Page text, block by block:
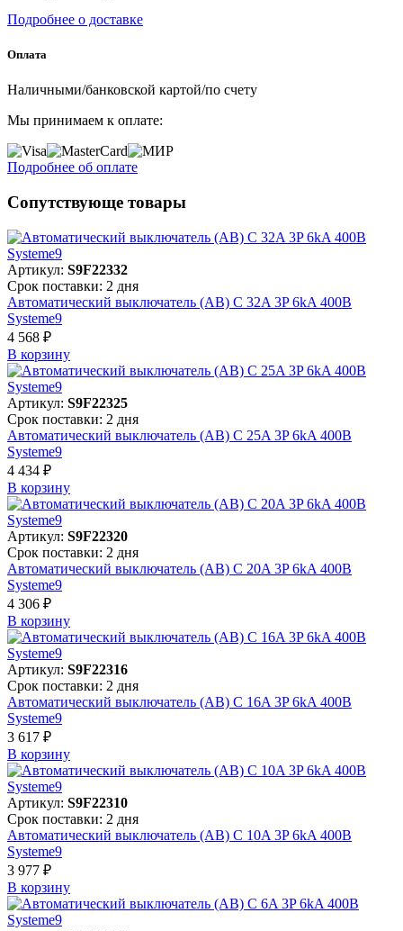
Подробнее о доставке
Оплата
Наличными/банковской картой/по счету
Мы принимаем к оплате:
Подробнее об оплате
Сопутствующе товары
Артикул: S9F22332
Срок поставки: 2 дня
Автоматический выключатель (АВ) C 32A 3P 6kA 400В
Systeme9
4 568 ₽
В корзинy
Артикул: S9F22325
Срок поставки: 2 дня
Автоматический выключатель (АВ) C 25A 3P 6kA 400В
Systeme9
4 434 ₽
В корзинy
Артикул: S9F22320
Срок поставки: 2 дня
Автоматический выключатель (АВ) C 20A 3P 6kA 400В
Systeme9
4 306 ₽
В корзинy
Артикул: S9F22316
Срок поставки: 2 дня
Автоматический выключатель (АВ) C 16A 3P 6kA 400В
Systeme9
3 617 ₽
В корзинy
Артикул: S9F22310
Срок поставки: 2 дня
Автоматический выключатель (АВ) C 10A 3P 6kA 400В
Systeme9
3 977 ₽
В корзинy